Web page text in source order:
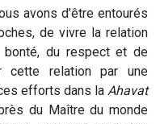
avons d’être entourés
de vivre la relation
du respect et de
cette relation par une
efforts dans la Ahavat
du Maître du monde